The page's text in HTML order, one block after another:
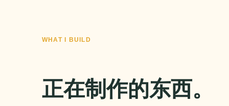
WHAT I BUILD
正在制作的东西。